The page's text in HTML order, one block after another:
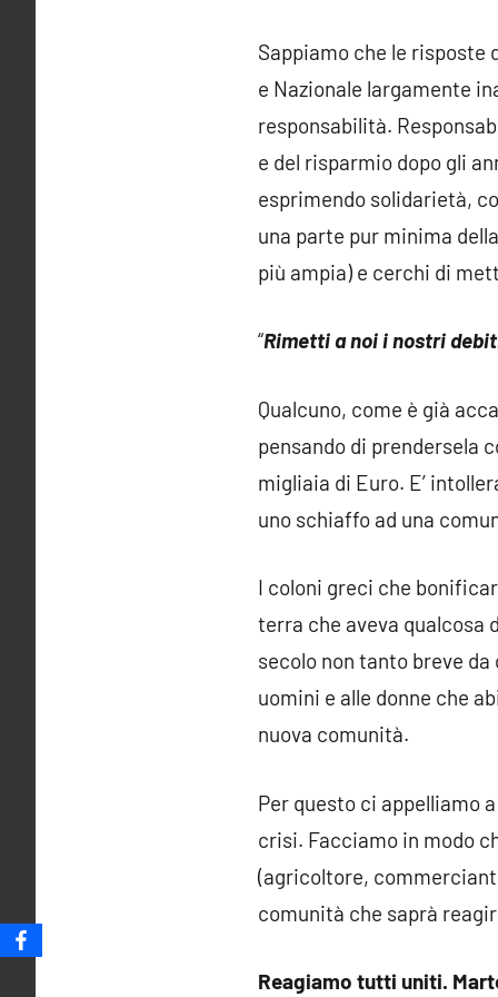
Sappiamo che le risposte
e Nazionale largamente
responsabilità.
e del risparmio dopo gli
esprimendo solidarietà,
una parte pur minima
più ampia) e cerchi di
“Rimetti a noi i nostri
Qualcuno, come è già
pensando di prendersela
migliaia di Euro. E’
uno schiaffo ad una
I coloni greci che
terra che aveva qualcosa
secolo non tanto breve
uomini e alle donne che
nuova comunità.
Per questo ci appelliamo
crisi. Facciamo in modo
(agricoltore,
comunità che saprà
Reagiamo tutti uniti.